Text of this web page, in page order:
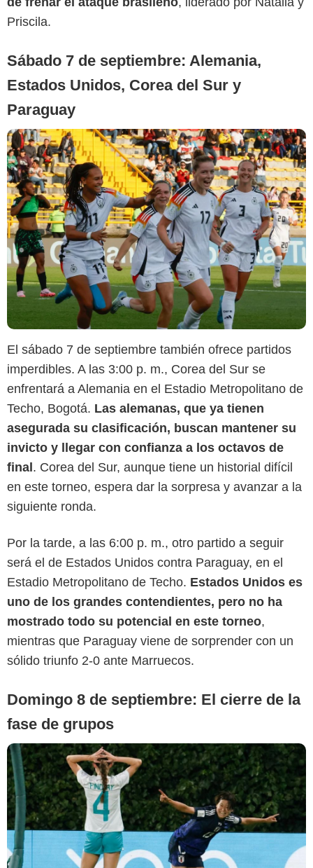
Priscila.
Sábado 7 de septiembre: Alemania,
Estados Unidos, Corea del Sur y
Paraguay
El sábado 7 de septiembre también ofrece partidos
imperdibles. A las 3:00 p. m., Corea del Sur se
enfrentará a Alemania en el Estadio Metropolitano de
Techo, Bogotá. Las alemanas, que ya tienen
asegurada su clasificación, buscan mantener su
invicto y llegar con confianza a los octavos de
final. Corea del Sur, aunque tiene un historial difícil
en este torneo, espera dar la sorpresa y avanzar a la
siguiente ronda.
Por la tarde, a las 6:00 p. m., otro partido a seguir
será el de Estados Unidos contra Paraguay, en el
Estadio Metropolitano de Techo. Estados Unidos es
uno de los grandes contendientes, pero no ha
mostrado todo su potencial en este torneo,
mientras que Paraguay viene de sorprender con un
sólido triunfo 2-0 ante Marruecos.
Domingo 8 de septiembre: El cierre de la
fase de grupos
Futbolred